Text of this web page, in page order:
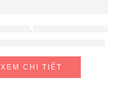
XEM CHI TIẾT